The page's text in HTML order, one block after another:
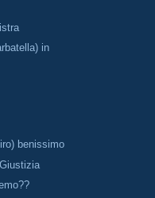
in
benissimo